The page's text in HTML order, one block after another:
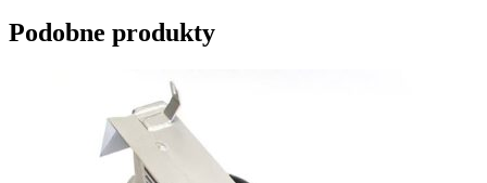
Podobne produkty